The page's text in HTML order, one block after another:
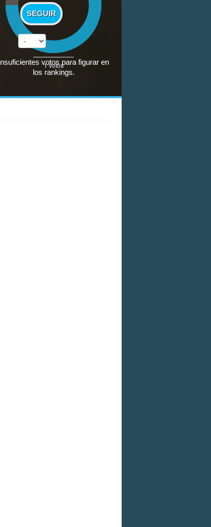
SEGUIR
1votos
Insuficientes votos para figurar en
los rankings.